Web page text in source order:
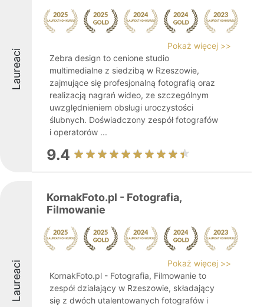
Laureaci
Pokaż więcej >>
Zebra design to cenione studio
multimedialne z siedzibą w Rzeszowie,
zajmujące się profesjonalną fotografią oraz
realizacją nagrań wideo, ze szczególnym
uwzględnieniem obsługi uroczystości
ślubnych. Doświadczony zespół fotografów
i operatorów ...
9.4
Laureaci
KornakFoto.pl - Fotografia,
Filmowanie
Pokaż więcej >>
KornakFoto.pl - Fotografia, Filmowanie to
zespół działający w Rzeszowie, składający
się z dwóch utalentowanych fotografów i